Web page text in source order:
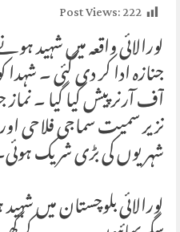
Post Views:222
لورالائی واقعہ میں شہید
جنازہ ادا کر دی گئی ۔
آف آرنر پیش کیا گیا ۔ نماز
نزیر سمیت سماجی فلاحی
شہریوں کی بڑی شریک
لورالائی بلوچستان میں